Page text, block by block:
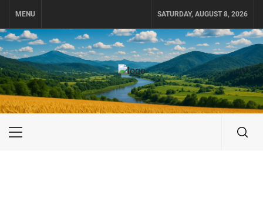
content
MENU SATURDAY, AUGUST 8, 2026
UKRAINE-IS
ПОДОРОЖI ПО УКРАЇНІ
Primary